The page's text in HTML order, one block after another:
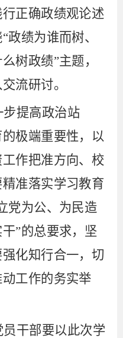
行正确政绩观论述
“政绩为谁而树、
树政绩”主题，
交流研讨。
步提高政治站
极端重要性，以
作把准方向、校
准落实学习教育
党为公、为民造
”的总要求，坚
化知行合一，切
工作的务实举
干部要以此次学